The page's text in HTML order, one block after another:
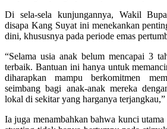
Di sela-sela kunjungannya, Wakil
disapa Kang Suyat ini menekankan
dini, khususnya pada periode emas
“Selama usia anak belum mencapai 3
terbaik. Bantuan ini hanya untuk
diharapkan mampu berkomitmen
seimbang bagi anak-anak mereka
lokal di sekitar yang harganya
Ia juga menambahkan bahwa kunci utama